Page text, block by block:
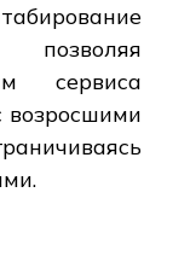
позволяя
сервиса
возросшими